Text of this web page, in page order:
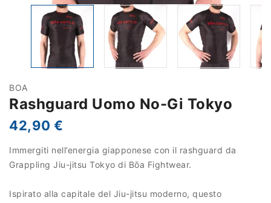
BOA
Rashguard Uomo No-Gi Tokyo
42,90 €
Immergiti nell’energia giapponese con il rashguard da
Grappling Jiu-jitsu Tokyo di Bōa Fightwear.
Ispirato alla capitale del Jiu-jitsu moderno, questo